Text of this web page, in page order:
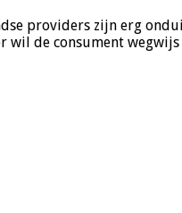
providers zijn erg
wil de consument